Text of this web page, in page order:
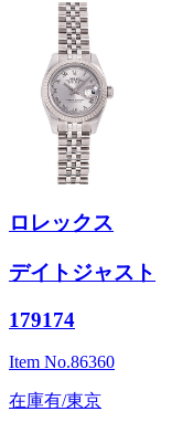
ロレックス
デイトジャスト
179174
Item No.86360
在庫有/東京